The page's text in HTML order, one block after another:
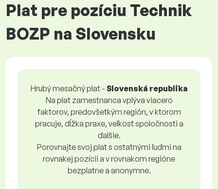
Plat pre pozíciu Technik
BOZP na Slovensku
Hrubý mesačný plat - Slovenská republika
Na plat zamestnanca vplýva viacero
faktorov, predovšetkým región, v ktorom
pracuje, dĺžka praxe, veľkosť spoločnosti a
ďalšie.
Porovnajte svoj plat s ostatnými ľuďmi na
rovnakej pozícii a v rovnakom regióne
bezplatne a anonymne.